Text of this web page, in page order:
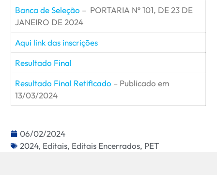
Banca de Seleção – PORTARIA Nº 101, DE 23 DE
JANEIRO DE 2024
Aqui link das inscrições
Resultado Final
Resultado Final Retificado – Publicado em
13/03/2024
06/02/2024
2024, Editais, Editais Encerrados, PET